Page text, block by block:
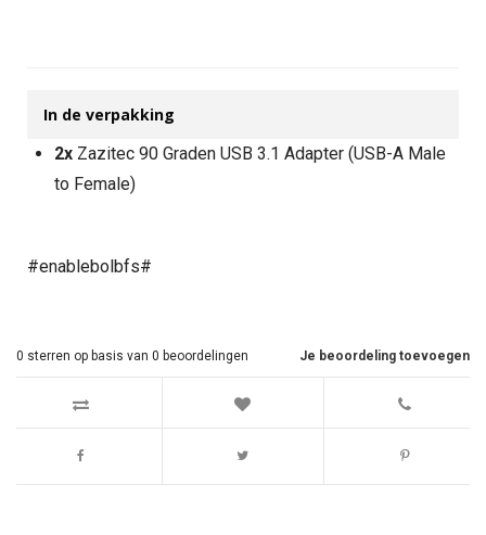
In de verpakking
2x Zazitec 90 Graden USB 3.1 Adapter (USB-A Male
to Female)
#enablebolbfs#
Je beoordeling toevoegen
0 sterren op basis van 0 beoordelingen